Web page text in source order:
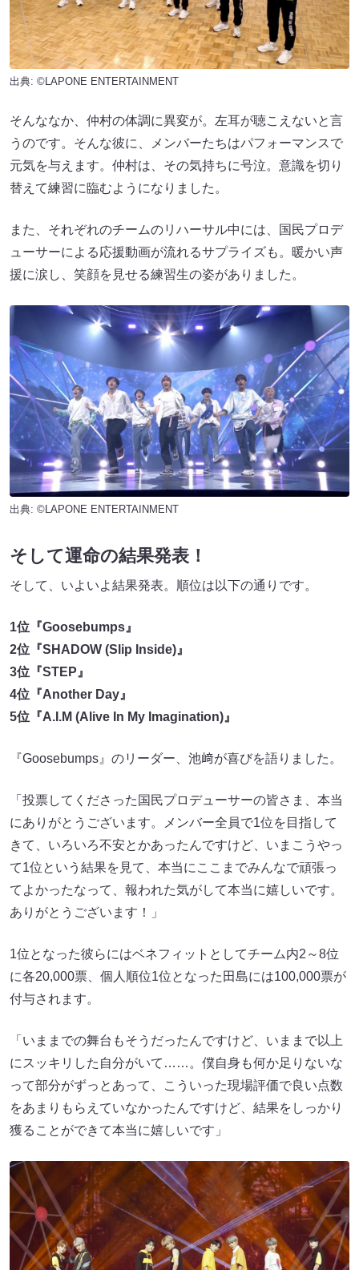
出典: ©LAPONE ENTERTAINMENT
そんななか、仲村の体調に異変が。左耳が聴こえないと言
うのです。そんな彼に、メンバーたちはパフォーマンスで
元気を与えます。仲村は、その気持ちに号泣。意識を切り
替えて練習に臨むようになりました。
また、それぞれのチームのリハーサル中には、国民プロデ
ューサーによる応援動画が流れるサプライズも。暖かい声
援に涙し、笑顔を見せる練習生の姿がありました。
出典: ©LAPONE ENTERTAINMENT
そして運命の結果発表！
そして、いよいよ結果発表。順位は以下の通りです。
1位『Goosebumps』
2位『SHADOW (Slip Inside)』
3位『STEP』
4位『Another Day』
5位『A.I.M (Alive In My Imagination)』
『Goosebumps』のリーダー、池﨑が喜びを語りました。
「投票してくださった国民プロデューサーの皆さま、本当
にありがとうございます。メンバー全員で1位を目指して
きて、いろいろ不安とかあったんですけど、いまこうやっ
て1位という結果を見て、本当にここまでみんなで頑張っ
てよかったなって、報われた気がして本当に嬉しいです。
ありがとうございます！」
1位となった彼らにはベネフィットとしてチーム内2～8位
に各20,000票、個人順位1位となった田島には100,000票が
付与されます。
「いままでの舞台もそうだったんですけど、いままで以上
にスッキリした自分がいて……。僕自身も何か足りないな
って部分がずっとあって、こういった現場評価で良い点数
をあまりもらえていなかったんですけど、結果をしっかり
獲ることができて本当に嬉しいです」